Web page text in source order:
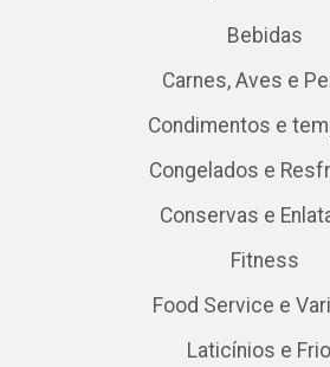
Bebidas
Carnes, Aves e
Condimentos e
Congelados e
Conservas e
Fitness
Food Service e
Laticínios e